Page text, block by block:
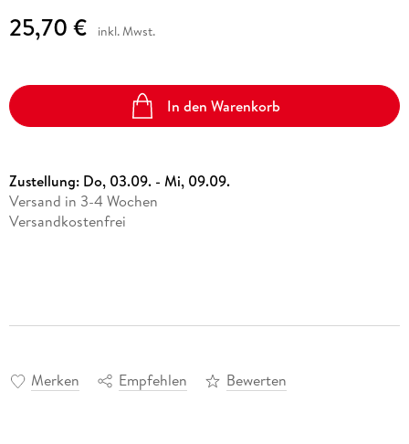
25,70 € inkl. Mwst.
In den Warenkorb
Zustellung: Do, 03.09. - Mi, 09.09.
Versand in 3-4 Wochen
Versandkostenfrei
Merken Empfehlen Bewerten